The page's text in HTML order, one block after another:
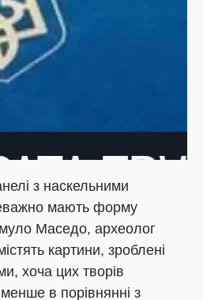
з наскельними
мають форму
Маседо, археолог
картини, зроблені
хоча цих творів
в порівнянні з